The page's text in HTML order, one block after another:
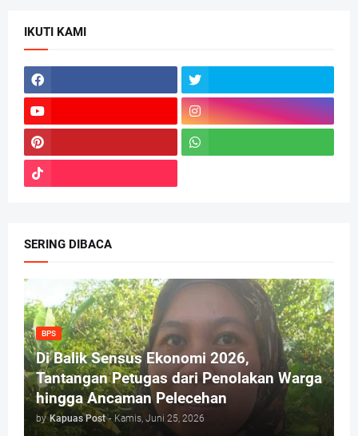
IKUTI KAMI
SERING DIBACA
BPS
Di Balik Sensus Ekonomi 2026,
Tantangan Petugas dari Penolakan Warga
hingga Ancaman Pelecehan
by Kapuas Post - Kamis, Juni 25, 2026